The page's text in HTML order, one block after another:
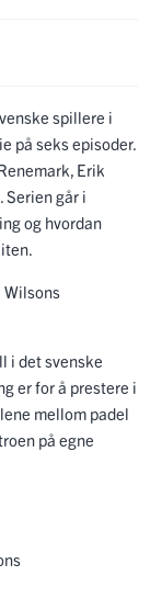
spillere i
på seks episoder.
Erik
Serien går i
og hvordan
Wilsons
i det svenske
er for å prestere i
mellom padel
på egne